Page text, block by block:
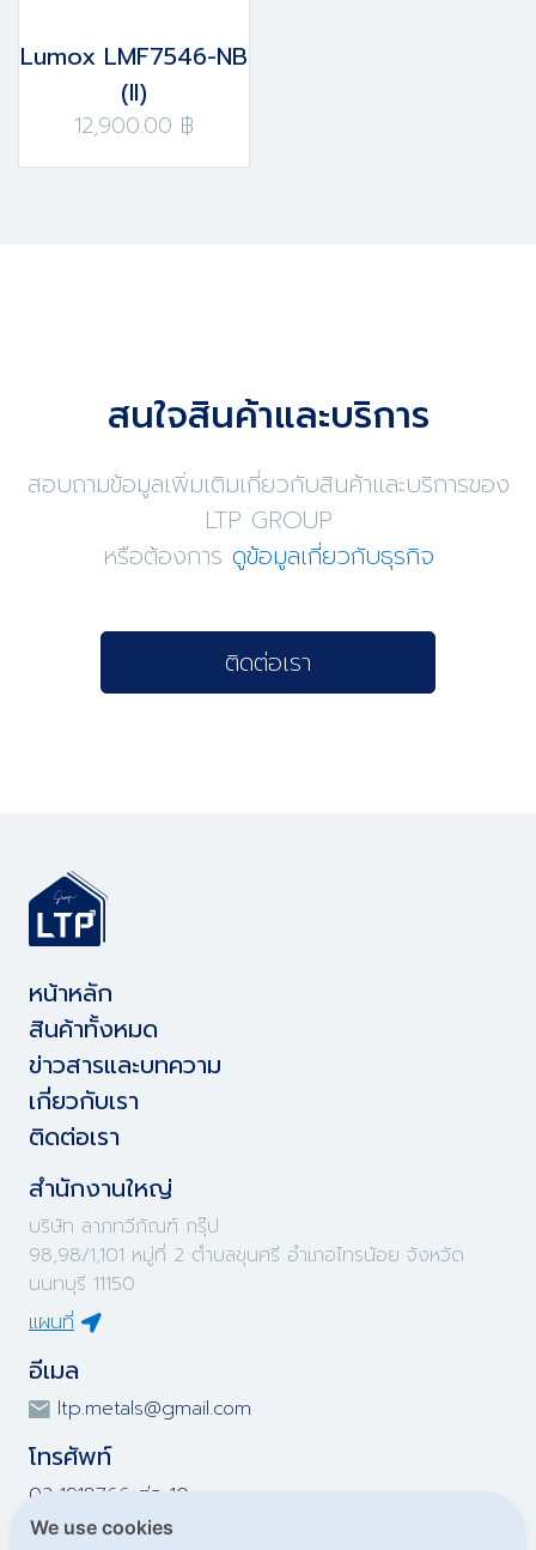
Lumox LMF7546-NB
(II)
12,900.00 ฿
สนใจสินค้าและบริการ
สอบถามข้อมูลเพิ่มเติมเกี่ยวกับสินค้าและบริการของ
LTP GROUP
หรือต้องการ ดูข้อมูลเกี่ยวกับธุรกิจ
ติดต่อเรา
หน้าหลัก
สินค้าทั้งหมด
ข่าวสารและบทความ
เกี่ยวกับเรา
ติดต่อเรา
สำนักงานใหญ่
บริษัท ลาภทวีภัณฑ์ กรุ๊ป
98,98/1,101 หมู่ที่ 2 ตำบลขุนศรี อำเภอไทรน้อย จังหวัด
นนทบุรี 11150
แผนที่
อีเมล
ltp.metals@gmail.com
โทรศัพท์
02-1918766 ต่อ 10
02-1918767 ต่อ 10
We use cookies